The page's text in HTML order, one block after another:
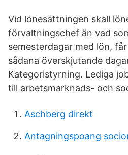
Vid lönesättningen skall
förvaltningschef än vad
semesterdagar med lön,
sådana överskjutande
Kategoristyrning. Lediga
till arbetsmarknads- och
Aschberg direkt
Antagningspoang